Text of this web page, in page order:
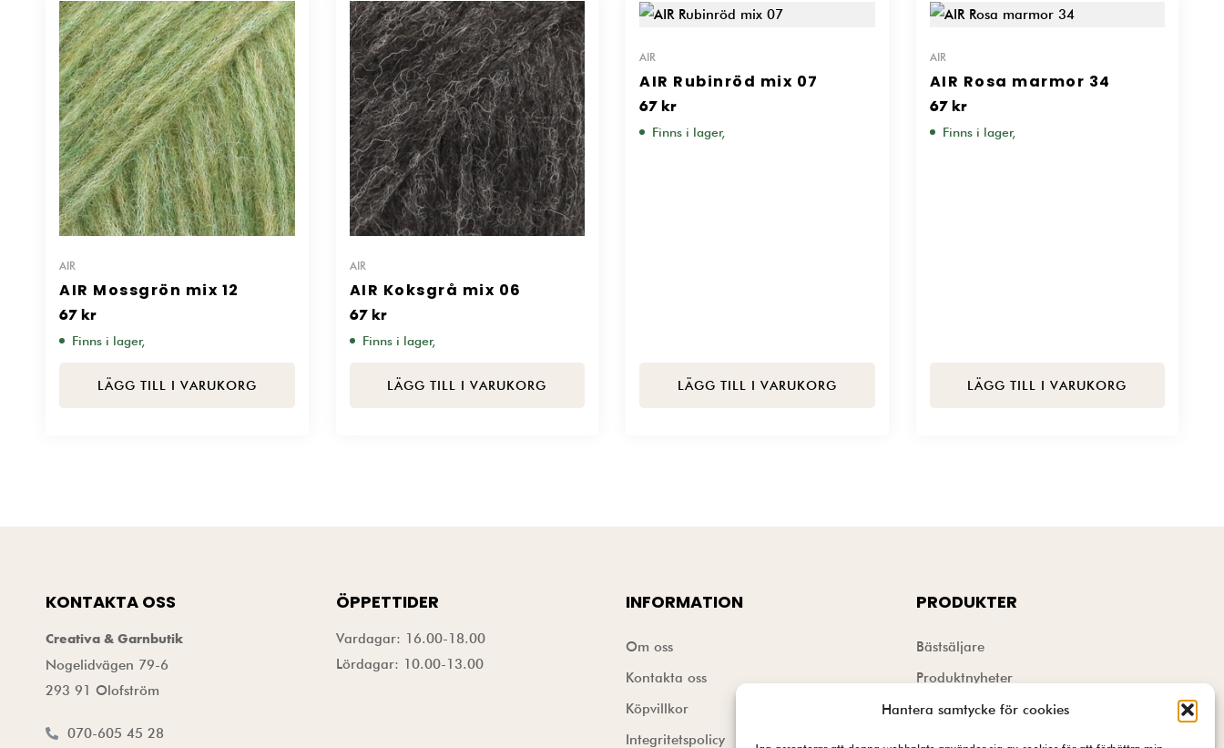
Hantera samtycke för cookies
AIR
AIR Mossgrön mix 12
67 kr
Finns i lager,
LÄGG TILL I VARUKORG
AIR
AIR Koksgrå mix 06
67 kr
Finns i lager,
LÄGG TILL I VARUKORG
AIR
AIR Rubinröd mix 07
67 kr
Finns i lager,
LÄGG TILL I VARUKORG
AIR
AIR Rosa marmor 34
67 kr
Finns i lager,
LÄGG TILL I VARUKORG
KONTAKTA OSS
Creativa & Garnbutik
Nogelidvägen 79-6
293 91 Olofström
070-605 45 28
ÖPPETTIDER
Vardagar: 16.00-18.00
Lördagar: 10.00-13.00
INFORMATION
Om oss
Kontakta oss
Köpvillkor
Integritetspolicy
PRODUKTER
Bästsäljare
Produktnyheter
Rea & Outlet